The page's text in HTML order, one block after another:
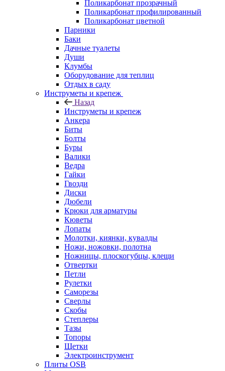
Поликарбонат прозрачный
Поликарбонат профилированный
Поликарбонат цветной
Парники
Баки
Дачные туалеты
Души
Клумбы
Оборудование для теплиц
Отдых в саду
Инструметы и крепеж
Назад
Инструметы и крепеж
Анкера
Биты
Болты
Буры
Валики
Ведра
Гайки
Гвозди
Диски
Дюбели
Крюки для арматуры
Кюветы
Лопаты
Молотки, киянки, кувалды
Ножи, ножовки, полотна
Ножницы, плоскогубцы, клещи
Отвертки
Петли
Рулетки
Саморезы
Сверлы
Скобы
Степлеры
Тазы
Топоры
Щетки
Электроинструмент
Плиты OSB